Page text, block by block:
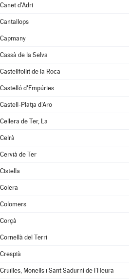
Canet d'Adri
Cantallops
Capmany
Cassà de la Selva
Castellfollit de la Roca
Castelló d'Empúries
Castell-Platja d'Aro
Cellera de Ter, La
Celrà
Cervià de Ter
Cistella
Colera
Colomers
Corçà
Cornellà del Terri
Crespià
Cruïlles, Monells i Sant Sadurní de l'Heura